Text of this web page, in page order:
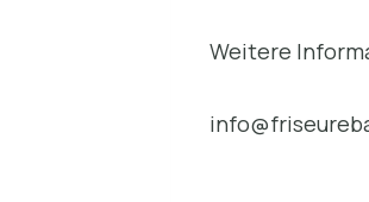
Weitere